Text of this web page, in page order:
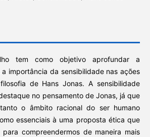
tem como objetivo aprofundar a
importância da sensibilidade nas ações
de Hans Jonas. A sensibilidade
no pensamento de Jonas, já que
o âmbito racional do ser humano
essenciais à uma proposta ética que
para compreendermos de maneira mais